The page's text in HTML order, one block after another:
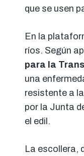
que se usen
En la
ríos. Según
para la
una
resistente a
por la Junta
el edil.
La escollera,